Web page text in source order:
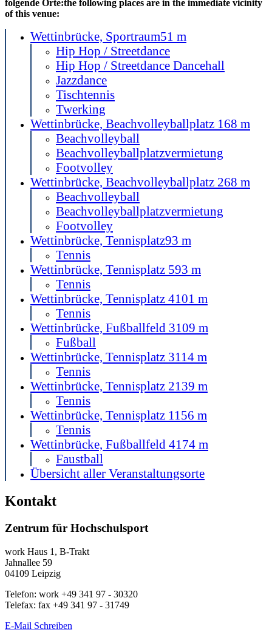
folgende Orte:the following places are in the immediate vicinity
of this venue:
Wettinbrücke, Sportraum51 m
Hip Hop / Streetdance
Hip Hop / Streetdance Dancehall
Jazzdance
Tischtennis
Twerking
Wettinbrücke, Beachvolleyballplatz 1 68 m
Beachvolleyball
Beachvolleyballplatzvermietung
Footvolley
Wettinbrücke, Beachvolleyballplatz 268 m
Beachvolleyball
Beachvolleyballplatzvermietung
Footvolley
Wettinbrücke, Tennisplatz93 m
Tennis
Wettinbrücke, Tennisplatz 593 m
Tennis
Wettinbrücke, Tennisplatz 4101 m
Tennis
Wettinbrücke, Fußballfeld 3109 m
Fußball
Wettinbrücke, Tennisplatz 3114 m
Tennis
Wettinbrücke, Tennisplatz 2139 m
Tennis
Wettinbrücke, Tennisplatz 1 156 m
Tennis
Wettinbrücke, Fußballfeld 4174 m
Faustball
Übersicht aller Veranstaltungsorte
Kontakt
Zentrum für Hochschulsport
work Haus 1, B-Trakt
Jahnallee 59
04109 Leipzig
Telefon: work +49 341 97 - 30320
Telefax: fax +49 341 97 - 31749
E-Mail Schreiben